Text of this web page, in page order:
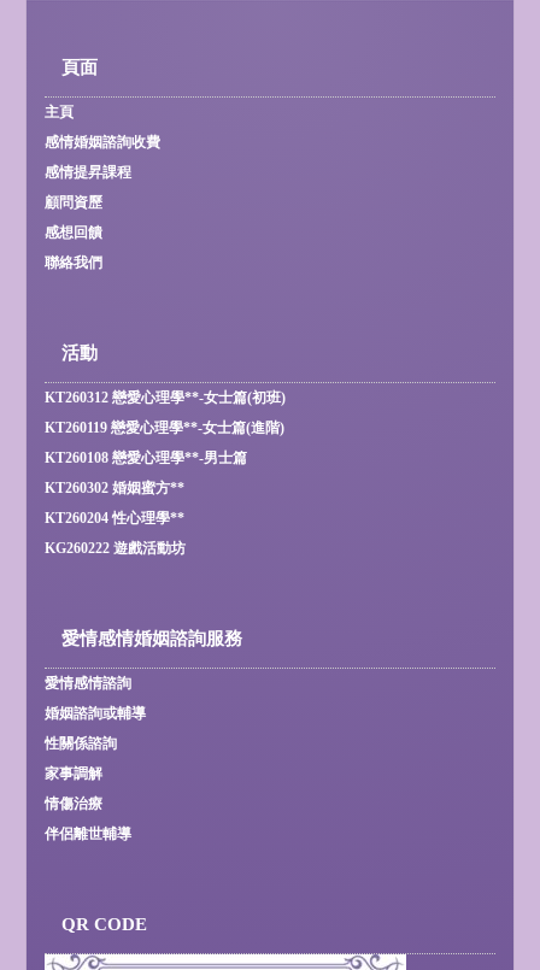
頁面
主頁
感情婚姻諮詢收費
感情提昇課程
顧問資歷
感想回饋
聯絡我們
活動
KT260312 戀愛心理學**-女士篇(初班)
KT260119 戀愛心理學**-女士篇(進階)
KT260108 戀愛心理學**-男士篇
KT260302 婚姻蜜方**
KT260204 性心理學**
KG260222 遊戲活動坊
愛情感情婚姻諮詢服務
愛情感情諮詢
婚姻諮詢或輔導
性關係諮詢
家事調解
情傷治療
伴侶離世輔導
QR CODE